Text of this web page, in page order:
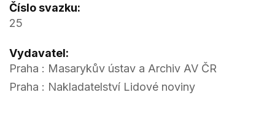
Číslo svazku:
25
Vydavatel:
Praha : Masarykův ústav a Archiv AV ČR
Praha : Nakladatelství Lidové noviny